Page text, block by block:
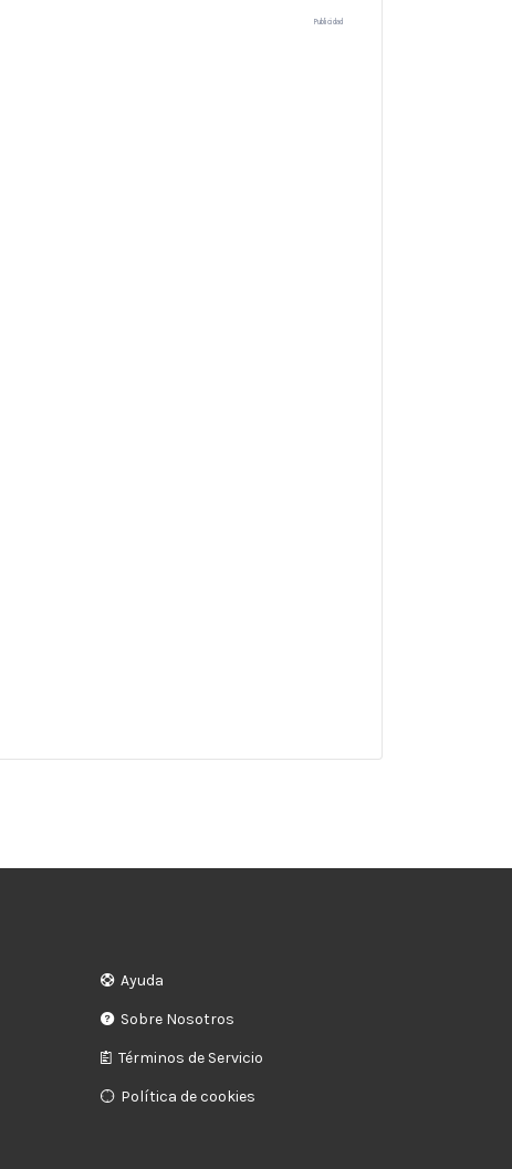
Publicidad
Ayuda
Sobre Nosotros
Términos de Servicio
Política de cookies